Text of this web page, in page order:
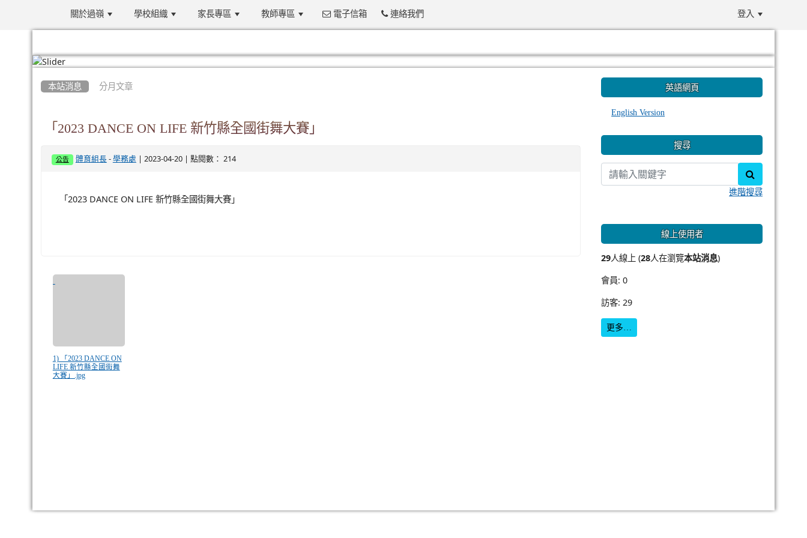
關於過嶺 學校組織 家長專區 教師專區 電子信箱 連絡我們 登入
本站消息 分月文章
「2023 DANCE ON LIFE 新竹縣全國街舞大賽」
公告 體育組長- 學務處 | 2023-04-20 | 點閱數： 214
「2023 DANCE ON LIFE 新竹縣全國街舞大賽」
1) 「2023 DANCE ON
LIFE 新竹縣全國街舞
大賽」.jpg
英語網頁
English Version
搜尋
進階搜尋
線上使用者
29人線上 (28人在瀏覽本站消息)
會員: 0
訪客: 29
更多…